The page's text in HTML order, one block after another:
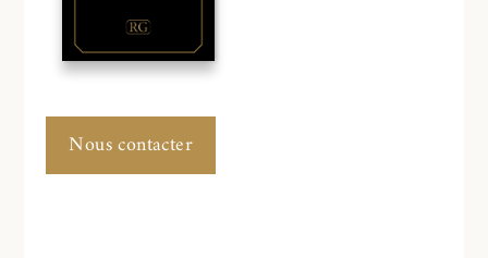
Nous contacter